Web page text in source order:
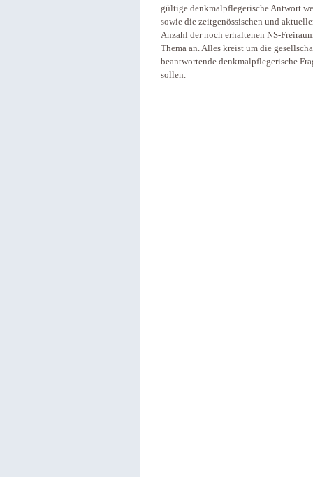
gültige denkmalpflegerische Antwort
sowie die zeitgenössischen und
Anzahl der noch erhaltenen NS-
Thema an. Alles kreist um die
beantwortende denkmalpflegerische
sollen.